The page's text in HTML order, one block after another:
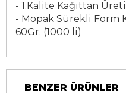
- 1.Kalite Kağıttan
- Mopak Sürekli Form
60Gr. (1000 li)
BENZER ÜRÜNLER